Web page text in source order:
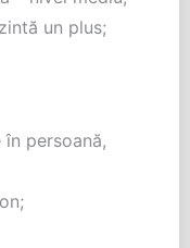
un plus;
persoană,